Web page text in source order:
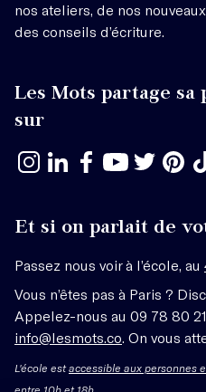
nos ateliers, de nos
des conseils d’écriture.
Les Mots partage sa
sur
Et si on parlait de
Passez nous voir à l’école, au
Vous n’êtes pas à Paris ?
Appelez-nous au 09 78 80
info@lesmots.co. On vous
L'école estaccessible aux personnes